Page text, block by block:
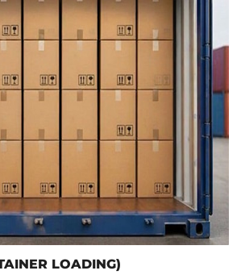
LOADING)